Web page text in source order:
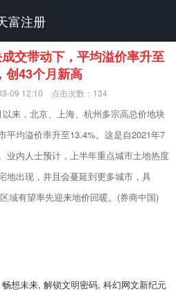
富注册
交带动下，平均溢价率升至
创43个月新高
09 12:10 点击次数：134
来，北京、上海、杭州多宗高总价地块
平均溢价率升至13.4%。这是自2021年7
业内人士预计，上半年重点城市土地热度
地出现，并且会蔓延到更多城市，具
域有望率先迎来地价回暖。(券商中国)
想未来, 解锁文明密码, 科幻网文新纪元